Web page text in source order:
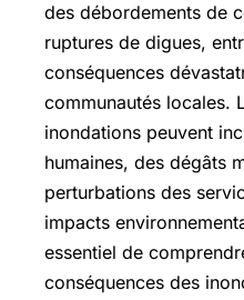
des débordements de
ruptures de digues,
conséquences
communautés locales.
inondations peuvent
humaines, des dégâts
perturbations des
impacts
essentiel de
conséquences des